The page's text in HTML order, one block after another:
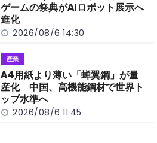
ゲームの祭典がAIロボット展示へ
進化
2026/08/6 14:30
産業
A4用紙より薄い「蝉翼鋼」が量
産化 中国、高機能鋼材で世界ト
ップ水準へ
2026/08/6 11:45